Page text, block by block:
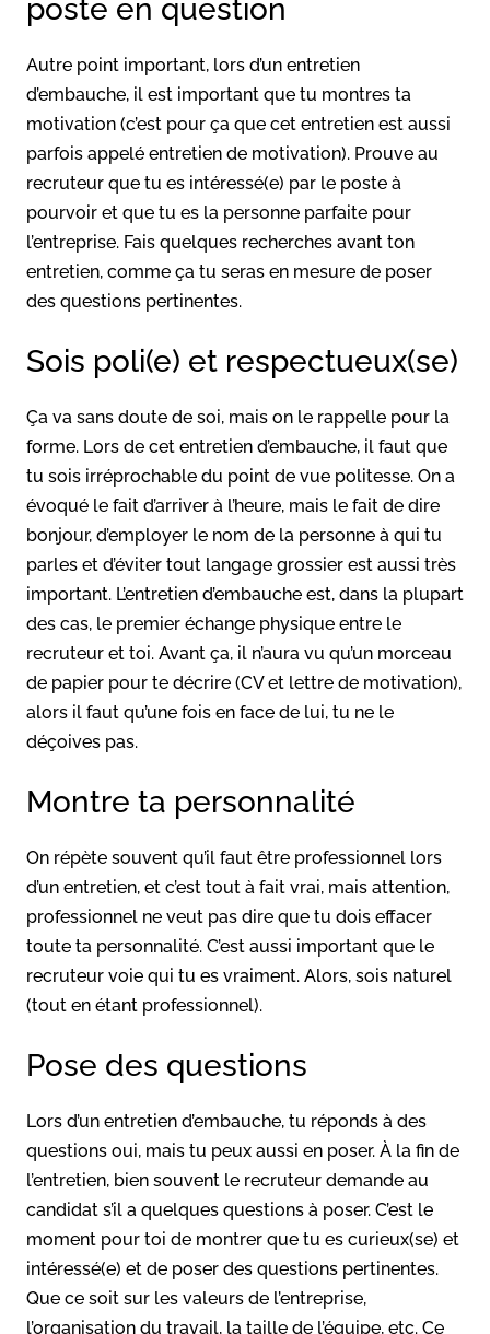
poste en question
Autre point important, lors d’un entretien
d’embauche, il est important que tu montres ta
motivation (c’est pour ça que cet entretien est aussi
parfois appelé entretien de motivation). Prouve au
recruteur que tu es intéressé(e) par le poste à
pourvoir et que tu es la personne parfaite pour
l’entreprise. Fais quelques recherches avant ton
entretien, comme ça tu seras en mesure de poser
des questions pertinentes.
Sois poli(e) et respectueux(se)
Ça va sans doute de soi, mais on le rappelle pour la
forme. Lors de cet entretien d’embauche, il faut que
tu sois irréprochable du point de vue politesse. On a
évoqué le fait d’arriver à l’heure, mais le fait de dire
bonjour, d’employer le nom de la personne à qui tu
parles et d’éviter tout langage grossier est aussi très
important. L’entretien d’embauche est, dans la plupart
des cas, le premier échange physique entre le
recruteur et toi. Avant ça, il n’aura vu qu’un morceau
de papier pour te décrire (CV et lettre de motivation),
alors il faut qu’une fois en face de lui, tu ne le
déçoives pas.
Montre ta personnalité
On répète souvent qu’il faut être professionnel lors
d’un entretien, et c’est tout à fait vrai, mais attention,
professionnel ne veut pas dire que tu dois effacer
toute ta personnalité. C’est aussi important que le
recruteur voie qui tu es vraiment. Alors, sois naturel
(tout en étant professionnel).
Pose des questions
Lors d’un entretien d’embauche, tu réponds à des
questions oui, mais tu peux aussi en poser. À la fin de
l’entretien, bien souvent le recruteur demande au
candidat s’il a quelques questions à poser. C’est le
moment pour toi de montrer que tu es curieux(se) et
intéressé(e) et de poser des questions pertinentes.
Que ce soit sur les valeurs de l’entreprise,
l’organisation du travail, la taille de l’équipe, etc. Ce